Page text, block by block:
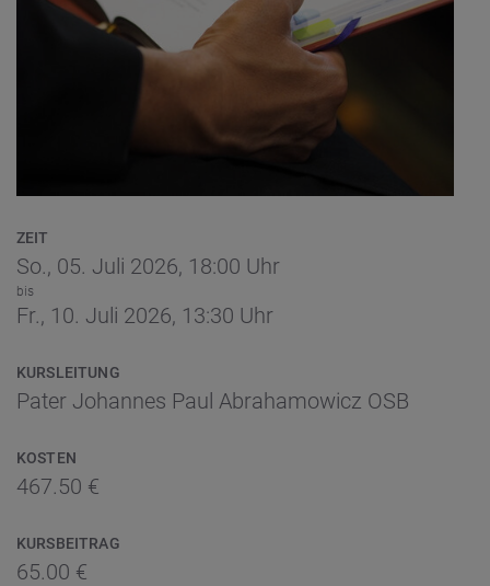
ZEIT
So., 05. Juli 2026, 18:00 Uhr
bis
Fr., 10. Juli 2026, 13:30 Uhr
KURSLEITUNG
Pater Johannes Paul Abrahamowicz OSB
KOSTEN
467.50 €
KURSBEITRAG
65.00 €